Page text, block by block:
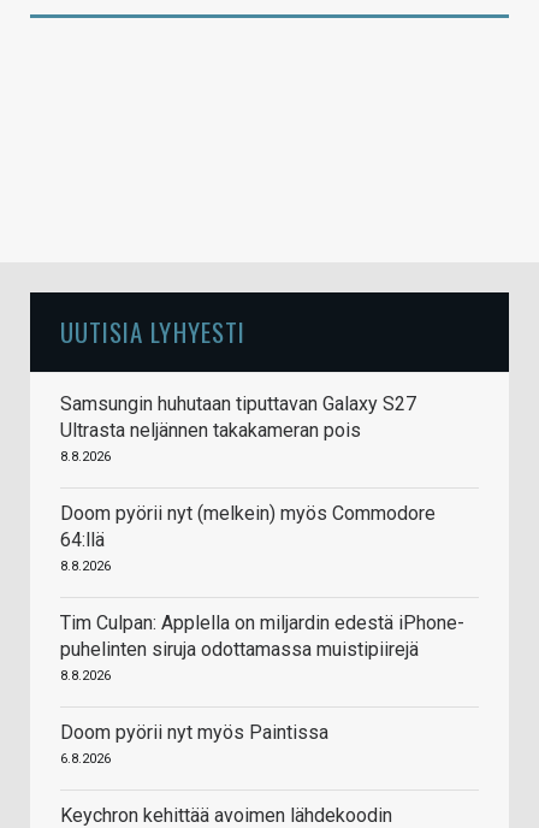
UUTISIA LYHYESTI
Samsungin huhutaan tiputtavan Galaxy S27
Ultrasta neljännen takakameran pois
8.8.2026
Doom pyörii nyt (melkein) myös Commodore
64:llä
8.8.2026
Tim Culpan: Applella on miljardin edestä iPhone-
puhelinten siruja odottamassa muistipiirejä
8.8.2026
Doom pyörii nyt myös Paintissa
6.8.2026
Keychron kehittää avoimen lähdekoodin